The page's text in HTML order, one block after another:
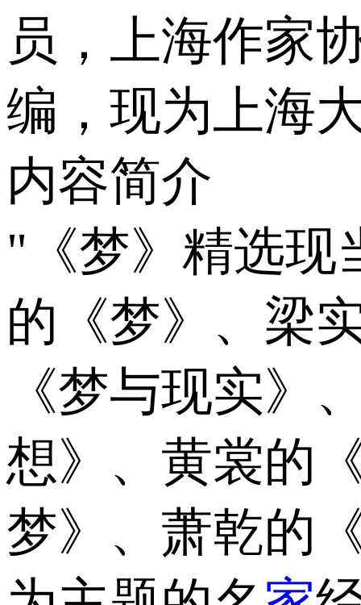
员，上海作家
编，现为上海
内容简介
"《梦》精选现
的《梦》、梁
《梦与现实》
想》、黄裳的
梦》、萧乾的